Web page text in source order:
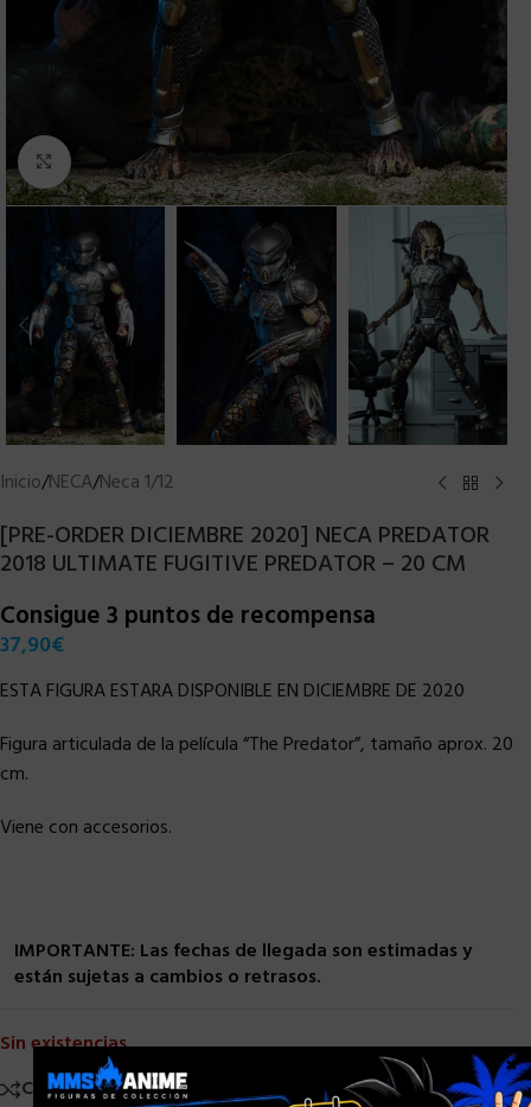
Clic para ampliar
Inicio/NECA/Neca 1/12
[PRE-ORDER DICIEMBRE 2020] NECA PREDATOR
2018 ULTIMATE FUGITIVE PREDATOR – 20 CM
Consigue 3 puntos de recompensa
37,90€
ESTA FIGURA ESTARA DISPONIBLE EN DICIEMBRE DE 2020
Figura articulada de la película “The Predator”, tamaño aprox. 20
cm.
Viene con accesorios.
IMPORTANTE: Las fechas de llegada son estimadas y
están sujetas a cambios o retrasos.
Sin existencias
Comparar
Añadir a la lista de deseos
×